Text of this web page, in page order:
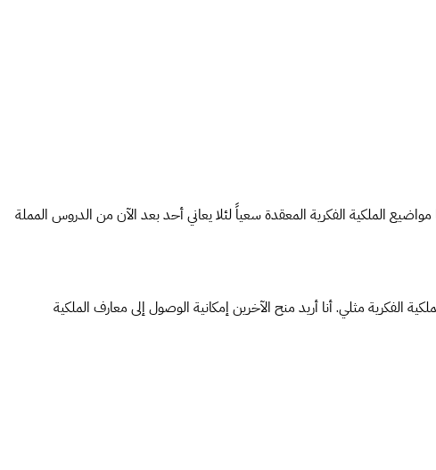
الملكية الفكرية المعقدة سعياً لئلا يعاني أحد بعد الآن من الدروس المملة
مثلي. أنا أريد منح الآخرين إمكانية الوصول إلى معارف الملكية